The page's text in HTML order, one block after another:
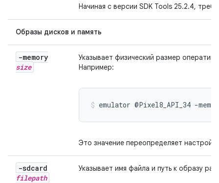
Начиная с версии SDK Tools 25.2.4,
Образы дисков и память
-memory
size
Указывает физический размер
Например:
emulator @Pixel8_API_34 -
Это значение переопределяет
-sdcard
filepath
Указывает имя файла и путь к образу